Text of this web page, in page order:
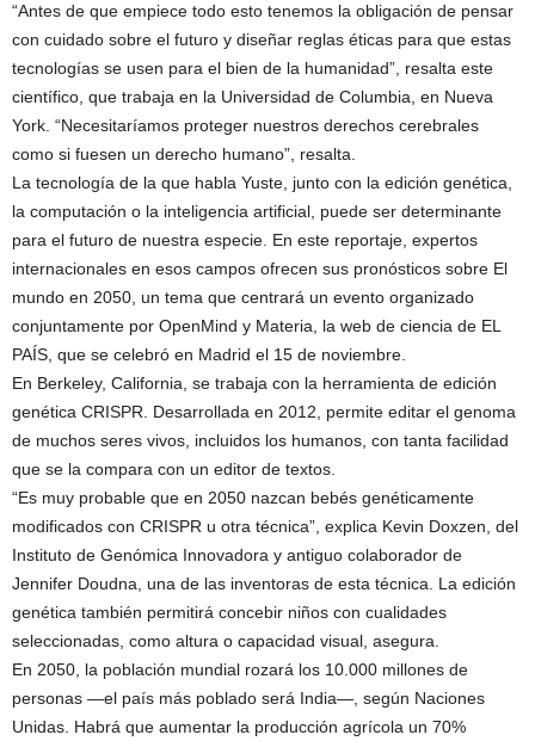
“Antes de que empiece todo esto tenemos la obligación de pensar
con cuidado sobre el futuro y diseñar reglas éticas para que estas
tecnologías se usen para el bien de la humanidad”, resalta este
científico, que trabaja en la Universidad de Columbia, en Nueva
York. “Necesitaríamos proteger nuestros derechos cerebrales
como si fuesen un derecho humano”, resalta.
La tecnología de la que habla Yuste, junto con la edición genética,
la computación o la inteligencia artificial, puede ser determinante
para el futuro de nuestra especie. En este reportaje, expertos
internacionales en esos campos ofrecen sus pronósticos sobre El
mundo en 2050, un tema que centrará un evento organizado
conjuntamente por OpenMind y Materia, la web de ciencia de EL
PAÍS, que se celebró en Madrid el 15 de noviembre.
En Berkeley, California, se trabaja con la herramienta de edición
genética CRISPR. Desarrollada en 2012, permite editar el genoma
de muchos seres vivos, incluidos los humanos, con tanta facilidad
que se la compara con un editor de textos.
“Es muy probable que en 2050 nazcan bebés genéticamente
modificados con CRISPR u otra técnica”, explica Kevin Doxzen, del
Instituto de Genómica Innovadora y antiguo colaborador de
Jennifer Doudna, una de las inventoras de esta técnica. La edición
genética también permitirá concebir niños con cualidades
seleccionadas, como altura o capacidad visual, asegura.
En 2050, la población mundial rozará los 10.000 millones de
personas —el país más poblado será India—, según Naciones
Unidas. Habrá que aumentar la producción agrícola un 70%